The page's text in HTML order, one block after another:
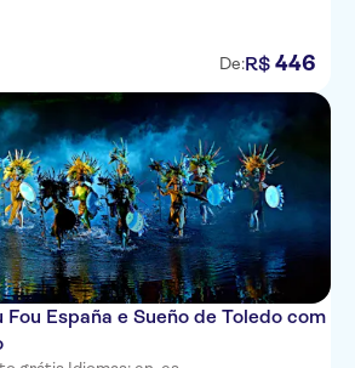
De:R$ 446
España e Sueño de Toledo com